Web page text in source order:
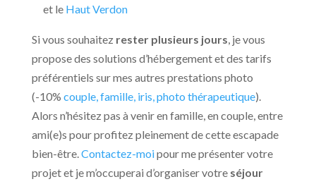
et le Haut Verdon
Si vous souhaitez rester plusieurs jours, je vous
propose des solutions d’hébergement et des tarifs
préférentiels sur mes autres prestations photo
(-10% couple, famille, iris, photo thérapeutique).
Alors n’hésitez pas à venir en famille, en couple, entre
ami(e)s pour profitez pleinement de cette escapade
bien-être.Contactez-moipour me présenter votre
projet et je m’occuperai d’organiser votre séjour